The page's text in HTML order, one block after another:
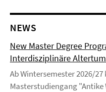
NEWS
New Master Degree
Interdisziplinäre
Ab Wintersemester 2026/27
Masterstudiengang